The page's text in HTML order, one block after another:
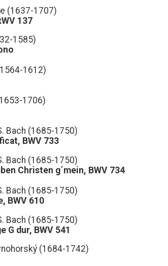
(1637-1707)
137
1585)
1612)
1706)
Bach (1685-1750)
BWV 733
Bach (1685-1750)
Christen g´mein, BWV 734
Bach (1685-1750)
BWV 610
Bach (1685-1750)
G dur, BWV 541
(1684-1742)